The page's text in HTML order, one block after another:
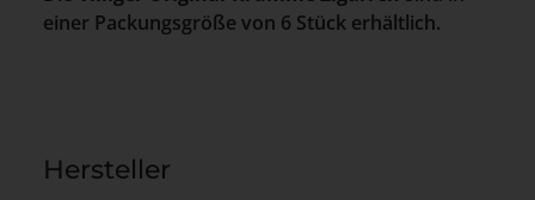
einer Packungsgröße von 6 Stück erhältlich.
Hersteller